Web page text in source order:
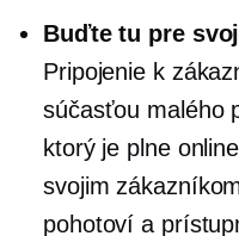
Buďte tu pre
Pripojenie k
súčasťou malého
ktorý je plne
svojim
pohotoví a